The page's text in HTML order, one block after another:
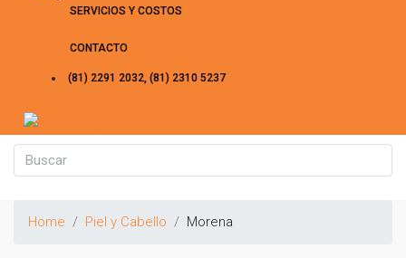
SERVICIOS Y COSTOS
CONTACTO
(81) 2291 2032, (81) 2310 5237
Home Piel y Cabello Morena